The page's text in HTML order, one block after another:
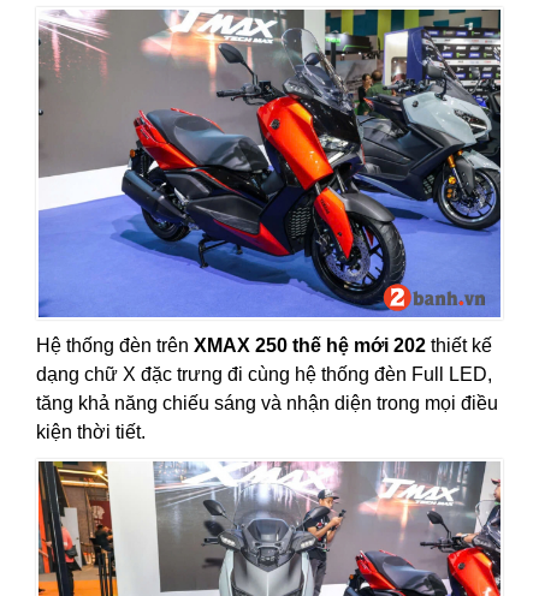
Hệ thống đèn trên XMAX 250 thế hệ mới 202 thiết kế
dạng chữ X đặc trưng đi cùng hệ thống đèn Full LED,
tăng khả năng chiếu sáng và nhận diện trong mọi điều
kiện thời tiết.